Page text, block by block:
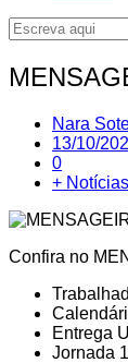
Nara
13/10/
0
+ Notícias
Confira no
Entrega
Jornada